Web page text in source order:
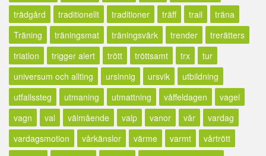
trädgård
traditionellt traditioner träff trail
träna
Träning
träningsmat träningsvärk trender
trerätters
triatlon
trigger alert trött tröttsamt trx
tur
universum och allting
ursinnig ursvik
utbildning
utfallssteg
utmaning utmattning våffeldagen
vagel
vagn
val välmående valp vanor vår
vardag
vardagsmotion
vårkänslor värme varmt
vårtrött